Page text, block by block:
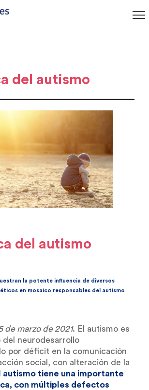
del autismo
del autismo
la potente influencia de diversos
en mosaico responsables del autismo
de marzo de 2021. El autismo es
neurodesarrollo
por déficit en la comunicación
social, con alteración de la
autismo tiene una importante
con múltiples defectos